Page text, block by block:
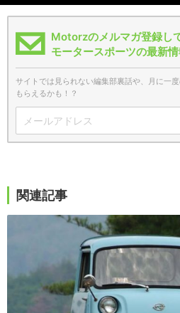
Motorzのメルマガ登録し
モータースポーツの最新情
サイトでは見られない編集部裏話や、月に一
もらえるかも！？
関連記事